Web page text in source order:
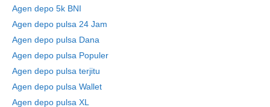
Agen depo 5k BNI
Agen depo pulsa 24 Jam
Agen depo pulsa Dana
Agen depo pulsa Populer
Agen depo pulsa terjitu
Agen depo pulsa Wallet
Agen depo pulsa XL